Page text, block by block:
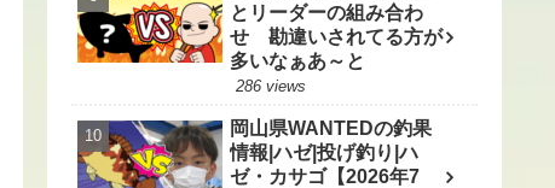
とリーダーの組み合わ
せ 勘違いされてる方が
多いなぁあ～と
286 views
岡山県WANTEDの釣果
情報|ハゼ|投げ釣り|ハ
ゼ・カサゴ【2026年7